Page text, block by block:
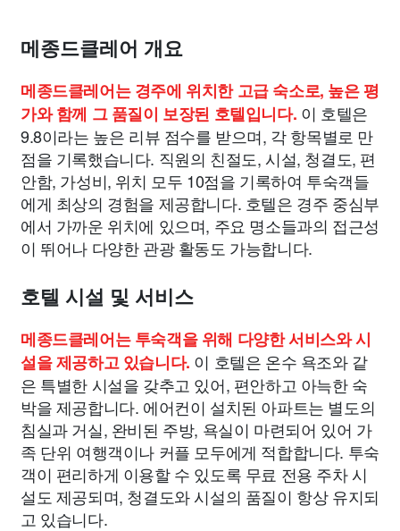
메종드클레어 개요
메종드클레어는 경주에 위치한 고급 숙소로, 높은 평
가와 함께 그 품질이 보장된 호텔입니다. 이 호텔은
9.8이라는 높은 리뷰 점수를 받으며, 각 항목별로 만
점을 기록했습니다. 직원의 친절도, 시설, 청결도, 편
안함, 가성비, 위치 모두 10점을 기록하여 투숙객들
에게 최상의 경험을 제공합니다. 호텔은 경주 중심부
에서 가까운 위치에 있으며, 주요 명소들과의 접근성
이 뛰어나 다양한 관광 활동도 가능합니다.
호텔 시설 및 서비스
메종드클레어는 투숙객을 위해 다양한 서비스와 시
설을 제공하고 있습니다. 이 호텔은 온수 욕조와 같
은 특별한 시설을 갖추고 있어, 편안하고 아늑한 숙
박을 제공합니다. 에어컨이 설치된 아파트는 별도의
침실과 거실, 완비된 주방, 욕실이 마련되어 있어 가
족 단위 여행객이나 커플 모두에게 적합합니다. 투숙
객이 편리하게 이용할 수 있도록 무료 전용 주차 시
설도 제공되며, 청결도와 시설의 품질이 항상 유지되
고 있습니다.